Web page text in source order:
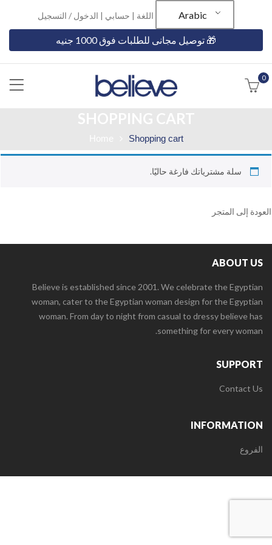
Arabic اللغة | حسابي | الدخول / التسجيل
🎁 توصيل مجانى للطلبات فوق 1000 جنيه
0
Shopping cart
سلة مشترياتك فارغة حاليًا.
العودة إلى المتجر
ABOUT US
Believe is established since 2001. We celebrate the Egyptian
woman, cater to the Egyptian woman design for the Egyptian
woman. From day to night from casual to dressy believe has
something for every woman.
SUPPORT
Contact Us
INFORMATION
الفروع